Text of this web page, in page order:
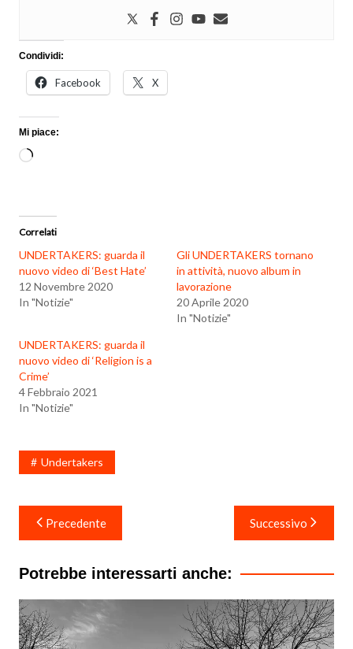
Condividi:
Facebook X
Mi piace:
Caricamento
Correlati
UNDERTAKERS: guarda il
nuovo video di ‘Best Hate’
12 Novembre 2020
In "Notizie"
Gli UNDERTAKERS tornano
in attività, nuovo album in
lavorazione
20 Aprile 2020
In "Notizie"
UNDERTAKERS: guarda il
nuovo video di ‘Religion is a
Crime’
4 Febbraio 2021
In "Notizie"
Undertakers
Navigazione
articoli
Precedente Successivo
Potrebbe interessarti anche: